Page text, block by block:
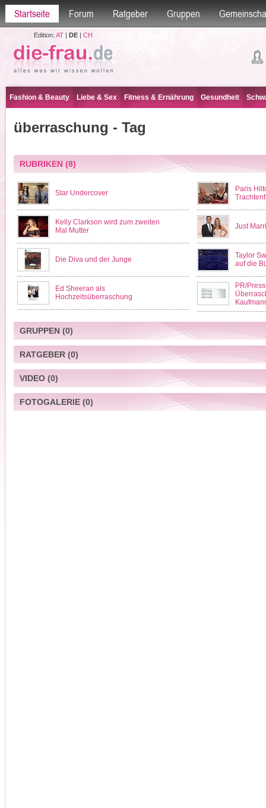
Startseite Forum Ratgeber Gruppen
Edition: AT| DE| CH
Fashion & Beauty Liebe & Sex Fitness & Ernährung Gesundheit
überraschung - Tag
RUBRIKEN(8)
Star Undercover
Paris
Kelly Clarkson wird zum zweiten
Mal Mutter
Just
Die Diva und der Junge
Taylor
auf die
Ed Sheeran als
Hochzeitsüberraschung
PR/
GRUPPEN(0)
RATGEBER(0)
VIDEO(0)
FOTOGALERIE(0)